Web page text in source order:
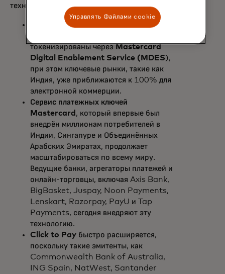
технологий:
Сегодня более 30% транзакций с
токенизированы черезMastercard
Digital Enablement Service (MDES),
при этом ключевые рынки, такие как
Индия, уже приближаются к 100% для
электронной коммерции.
Сервис платежных ключей
Mastercard , который впервые был
внедрён миллионам потребителей в
Индии, Сингапуре и Объединённых
Арабских Эмиратах, продолжает
масштабироваться по всему миру.
Ведущие банки, агрегаторы платежей и
онлайн-торговцы, включая Axis Bank,
BigBasket, Juspay, Noon Payments,
Lenskart, Razorpay, PayU и Tap
Payments, сегодня внедряют эту
технологию.
Click to Pay быстро расширяется,
поскольку такие эмитенты, как
Commonwealth Bank of Australia,
ING Spain, NatWest, Santander
Управлять Файлами cookie